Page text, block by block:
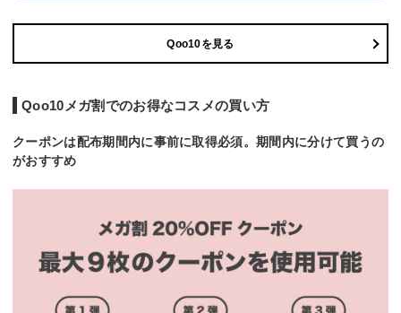
Qoo10を見る
Qoo10メガ割でのお得なコスメの買い方
クーポンは配布期間内に事前に取得必須。期間内に分けて買うの
がおすすめ